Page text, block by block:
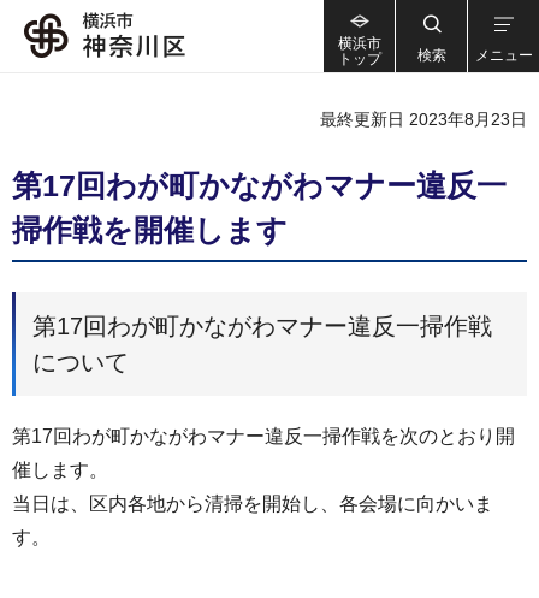
横浜市
トップ
検索 メニュー
最終更新日 2023年8月23日
第17回わが町かながわマナー違反一
掃作戦を開催します
第17回わが町かながわマナー違反一掃作戦
について
第17回わが町かながわマナー違反一掃作戦を次のとおり開
催します。
当日は、区内各地から清掃を開始し、各会場に向かいま
す。